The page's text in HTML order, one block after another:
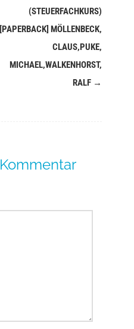
(STEUERFACHKURS)
[PAPERBACK] MÖLLENBECK,
CLAUS,PUKE,
MICHAEL,WALKENHORST,
RALF →
Kommentar